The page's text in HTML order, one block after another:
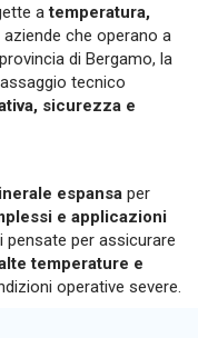
atemperatura,
aziende che operano a
di Bergamo, la
tecnico
sicurezza e
espansa per
e applicazioni
pensate per assicurare
temperature e
operative severe.